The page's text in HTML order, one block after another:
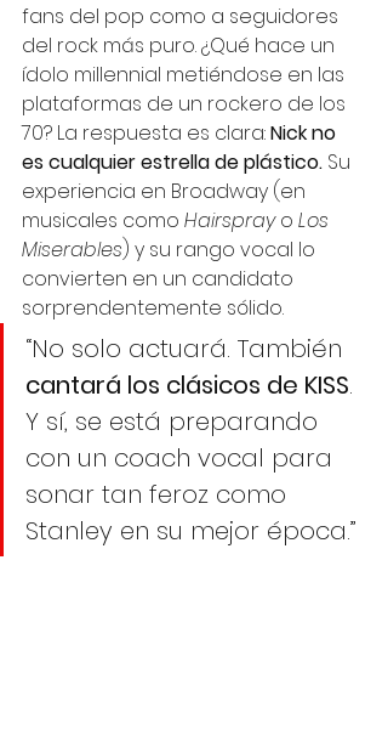
fans del pop como a seguidores
del rock más puro. ¿Qué hace un
ídolo millennial metiéndose en las
plataformas de un rockero de los
70? La respuesta es clara: Nick no
es cualquier estrella de plástico. Su
experiencia en Broadway (en
musicales como Hairspray o Los
Miserables) y su rango vocal lo
convierten en un candidato
sorprendentemente sólido.
“No solo actuará. También
cantará los clásicos de KISS.
Y sí, se está preparando
con un coach vocal para
sonar tan feroz como
Stanley en su mejor época.”